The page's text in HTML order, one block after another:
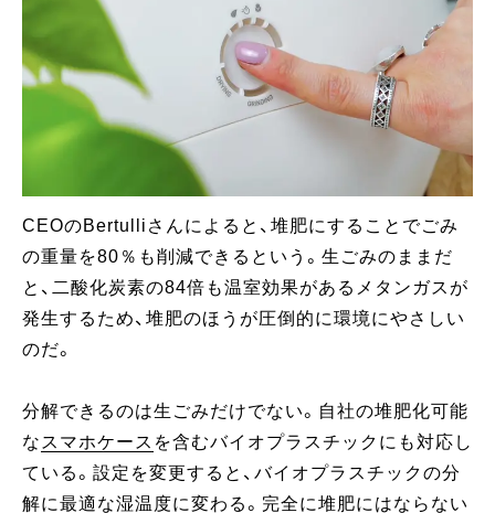
CEOのBertulliさんによると、堆肥にすることでごみ
の重量を80％も削減できるという。生ごみのままだ
と、二酸化炭素の84倍も温室効果があるメタンガスが
発生するため、堆肥のほうが圧倒的に環境にやさしい
のだ。
分解できるのは生ごみだけでない。自社の堆肥化可能
な スマホケース を含むバイオプラスチックにも対応し
ている。設定を変更すると、バイオプラスチックの分
解に最適な湿温度に変わる。完全に堆肥にはならない